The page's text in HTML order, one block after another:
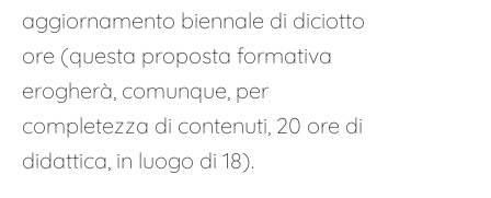
aggiornamento biennale di diciotto
ore (questa proposta formativa
erogherà, comunque, per
completezza di contenuti, 20 ore di
didattica, in luogo di 18).